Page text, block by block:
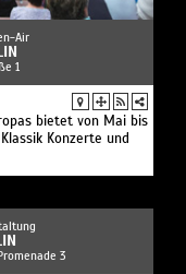
Air
1
bietet von Mai bis
Konzerte und
3